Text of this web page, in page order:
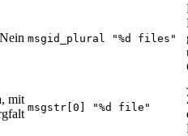
Nein msgid_plural "%d files"
mit
msgstr[0] "%d file"